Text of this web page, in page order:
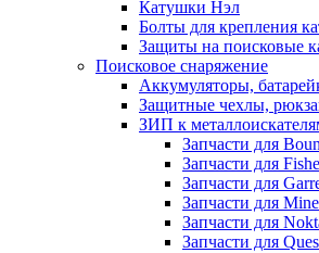
Катушки Нэл
Болты для крепления
Защиты на поисковые
Поисковое снаряжение
Аккумуляторы,
Защитные чехлы,
ЗИП к
Запчасти для
Запчасти для
Запчасти для
Запчасти для
Запчасти для
Запчасти для